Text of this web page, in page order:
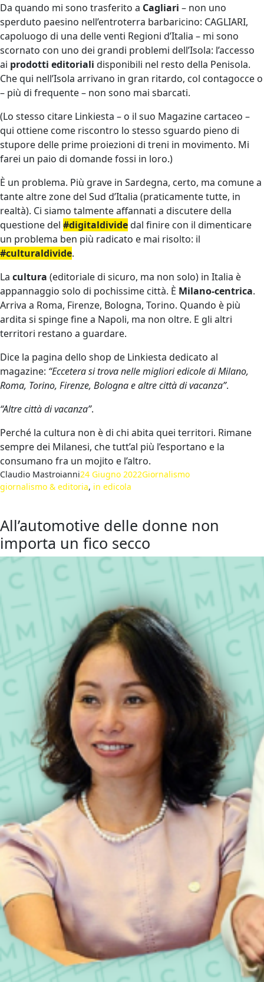
Da quando mi sono trasferito a Cagliari – non uno
sperduto paesino nell’entroterra barbaricino: CAGLIARI,
capoluogo di una delle venti Regioni d’Italia – mi sono
scornato con uno dei grandi problemi dell’Isola: l’accesso
ai prodotti editoriali disponibili nel resto della Penisola.
Che qui nell’Isola arrivano in gran ritardo, col contagocce o
– più di frequente – non sono mai sbarcati.
(Lo stesso citare Linkiesta – o il suo Magazine cartaceo –
qui ottiene come riscontro lo stesso sguardo pieno di
stupore delle prime proiezioni di treni in movimento. Mi
farei un paio di domande fossi in loro.)
È un problema. Più grave in Sardegna, certo, ma comune a
tante altre zone del Sud d’Italia (praticamente tutte, in
realtà). Ci siamo talmente affannati a discutere della
questione del #digitaldividedal finire con il dimenticare
un problema ben più radicato e mai risolto: il
#culturaldivide.
La cultura (editoriale di sicuro, ma non solo) in Italia è
appannaggio solo di pochissime città. È Milano-centrica.
Arriva a Roma, Firenze, Bologna, Torino. Quando è più
ardita si spinge fine a Napoli, ma non oltre. E gli altri
territori restano a guardare.
Dice la pagina dello shop de Linkiesta dedicato al
magazine: “Eccetera si trova nelle migliori edicole di Milano,
Roma, Torino, Firenze, Bologna e altre città di vacanza”.
“Altre città di vacanza”.
Perché la cultura non è di chi abita quei territori. Rimane
sempre dei Milanesi, che tutt’al più l’esportano e la
consumano fra un mojito e l’altro.
Claudio Mastroianni24 Giugno 2022Giornalismo
giornalismo & editoria, in edicola
All’automotive delle donne non
importa un fico secco